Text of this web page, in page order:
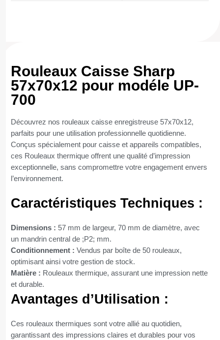
Rouleaux Caisse Sharp
57x70x12 pour modéle UP-
700
Découvrez nos rouleaux caisse enregistreuse 57x70x12,
parfaits pour une utilisation professionnelle quotidienne.
Conçus spécialement pour caisse et appareils compatibles,
ces Rouleaux thermique offrent une qualité d’impression
exceptionnelle, sans compromettre votre engagement envers
l’environnement.
Caractéristiques Techniques :
Dimensions : 57 mm de largeur, 70 mm de diamètre, avec
un mandrin central de ;P2; mm.
Conditionnement : Vendus par boîte de 50 rouleaux,
optimisant ainsi votre gestion de stock.
Matière : Rouleaux thermique, assurant une impression nette
et durable.
Avantages d’Utilisation :
Ces rouleaux thermiques sont votre allié au quotidien,
garantissant des impressions claires et durables pour vos